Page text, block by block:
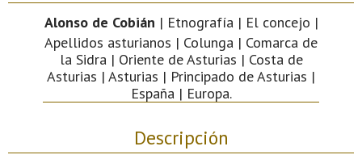
Alonso de Cobián | Etnografía | El concejo |
Apellidos asturianos | Colunga | Comarca de
la Sidra | Oriente de Asturias | Costa de
Asturias | Asturias | Principado de Asturias |
España | Europa.
Descripción